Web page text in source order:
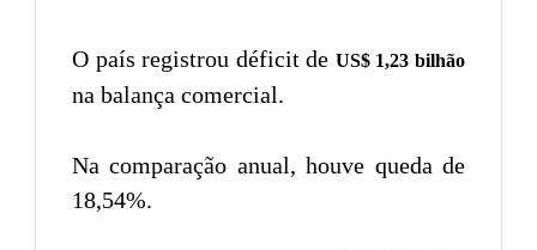
O país registrou déficit de US$ 1,23 bilhão
na balança comercial.
Na comparação anual, houve queda de
18,54%.